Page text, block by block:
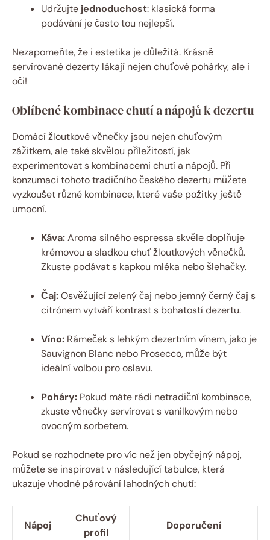
Udržujte jednoduchost: klasická forma
podávání je často tou nejlepší.
Nezapomeňte, že i estetika je důležitá. Krásně
servírované dezerty lákají nejen chuťové pohárky, ale i
oči!
Oblíbené kombinace chutí a nápojů k dezertu
Domácí žloutkové věnečky jsou nejen chuťovým
zážitkem, ale také skvělou příležitostí, jak
experimentovat s kombinacemi chutí a nápojů. Při
konzumaci tohoto tradičního českého dezertu můžete
vyzkoušet různé kombinace, které vaše požitky ještě
umocní.
Káva:Aroma silného espressa skvěle doplňuje
krémovou a sladkou chuť žloutkových věnečků.
Zkuste podávat s kapkou mléka nebo šlehačky.
Čaj:Osvěžující zelený čaj nebo jemný černý čaj s
citrónem vytváří kontrast s bohatostí dezertu.
Víno: Rámeček s lehkým dezertním vínem, jako je
Sauvignon Blanc nebo Prosecco, může být
ideální volbou pro oslavu.
Poháry: Pokud máte rádi netradiční kombinace,
zkuste věnečky servírovat s vanilkovým nebo
ovocným sorbetem.
Pokud se rozhodnete pro víc než jen obyčejný nápoj,
můžete se inspirovat v následující tabulce, která
ukazuje vhodné párování lahodných chutí:
Nápoj
Chuťový
profil
Doporučení